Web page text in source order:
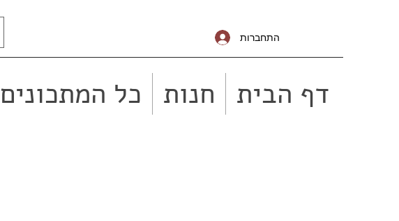
התחברות
דף הבית חנות כל המתכונים